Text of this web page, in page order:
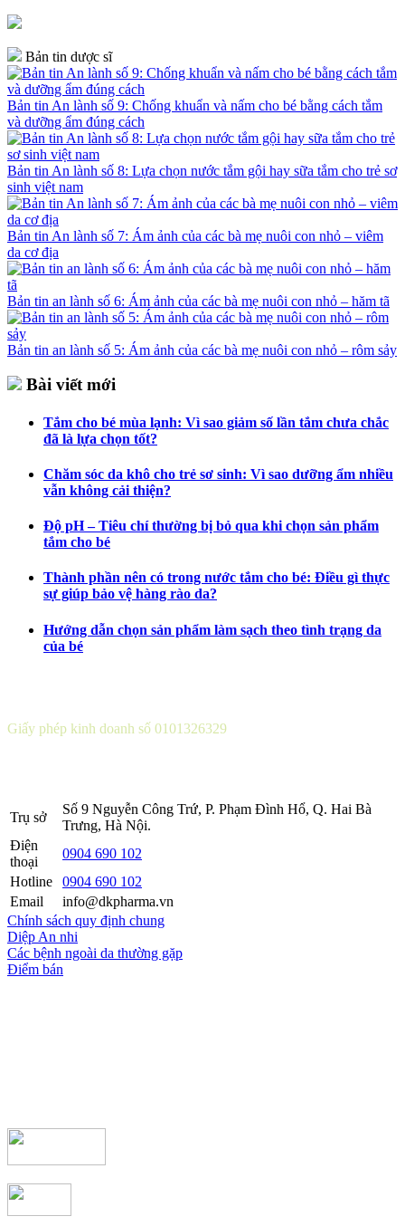
Bản tin dược sĩ
Bản tin An lành số 9: Chống khuẩn và nấm cho bé bằng cách tắm
và dưỡng ẩm đúng cách
Bản tin An lành số 8: Lựa chọn nước tắm gội hay sữa tắm cho trẻ sơ
sinh việt nam
Bản tin An lành số 7: Ám ảnh của các bà mẹ nuôi con nhỏ – viêm
da cơ địa
Bản tin an lành số 6: Ám ảnh của các bà mẹ nuôi con nhỏ – hăm tã
Bản tin an lành số 5: Ám ảnh của các bà mẹ nuôi con nhỏ – rôm sảy
Bài viết mới
Tắm cho bé mùa lạnh: Vì sao giảm số lần tắm chưa chắc
đã là lựa chọn tốt?
Chăm sóc da khô cho trẻ sơ sinh: Vì sao dưỡng ẩm nhiều
vẫn không cải thiện?
Độ pH – Tiêu chí thường bị bỏ qua khi chọn sản phẩm
tắm cho bé
Thành phần nên có trong nước tắm cho bé: Điều gì thực
sự giúp bảo vệ hàng rào da?
Hướng dẫn chọn sản phẩm làm sạch theo tình trạng da
của bé
Giấy phép kinh doanh số 0101326329
Trụ sở
Số 9 Nguyễn Công Trứ, P. Phạm Đình Hổ, Q. Hai Bà
Trưng, Hà Nội.
Điện
thoại
0904 690 102
Hotline
0904 690 102
Email
info@dkpharma.vn
Chính sách quy định chung
Diệp An nhi
Các bệnh ngoài da thường gặp
Điểm bán